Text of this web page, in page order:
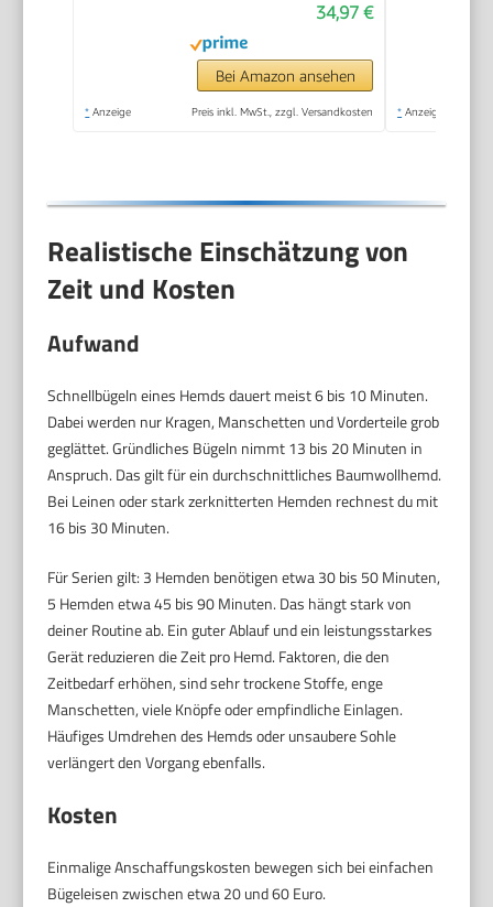
Keramikbügelsohle,
Vertikaldampf,
Lila/Weiß
34,97 €
Bei Amazon ansehen
* Anzeige Preis inkl. MwSt., zzgl. Versandkosten * Anzeige
Realistische Einschätzung von
Zeit und Kosten
Aufwand
Schnellbügeln eines Hemds dauert meist 6 bis 10 Minuten.
Dabei werden nur Kragen, Manschetten und Vorderteile grob
geglättet. Gründliches Bügeln nimmt 13 bis 20 Minuten in
Anspruch. Das gilt für ein durchschnittliches Baumwollhemd.
Bei Leinen oder stark zerknitterten Hemden rechnest du mit
16 bis 30 Minuten.
Für Serien gilt: 3 Hemden benötigen etwa 30 bis 50 Minuten,
5 Hemden etwa 45 bis 90 Minuten. Das hängt stark von
deiner Routine ab. Ein guter Ablauf und ein leistungsstarkes
Gerät reduzieren die Zeit pro Hemd. Faktoren, die den
Zeitbedarf erhöhen, sind sehr trockene Stoffe, enge
Manschetten, viele Knöpfe oder empfindliche Einlagen.
Häufiges Umdrehen des Hemds oder unsaubere Sohle
verlängert den Vorgang ebenfalls.
Kosten
Einmalige Anschaffungskosten bewegen sich bei einfachen
Bügeleisen zwischen etwa 20 und 60 Euro.